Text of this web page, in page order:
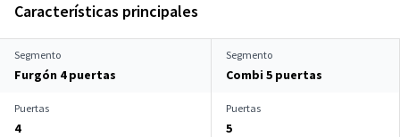
Características principales
Segmento
Furgón 4 puertas
Segmento
Combi 5 puertas
Puertas
4
Puertas
5